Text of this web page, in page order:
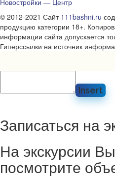
Новостройки — Центр
© 2012-2021 Сайт 111bashni.ru
продукцию категории 18+.
информации сайта допускается
Гиперссылки на источник
Insert
Записаться на
На экскурсии
посмотрите